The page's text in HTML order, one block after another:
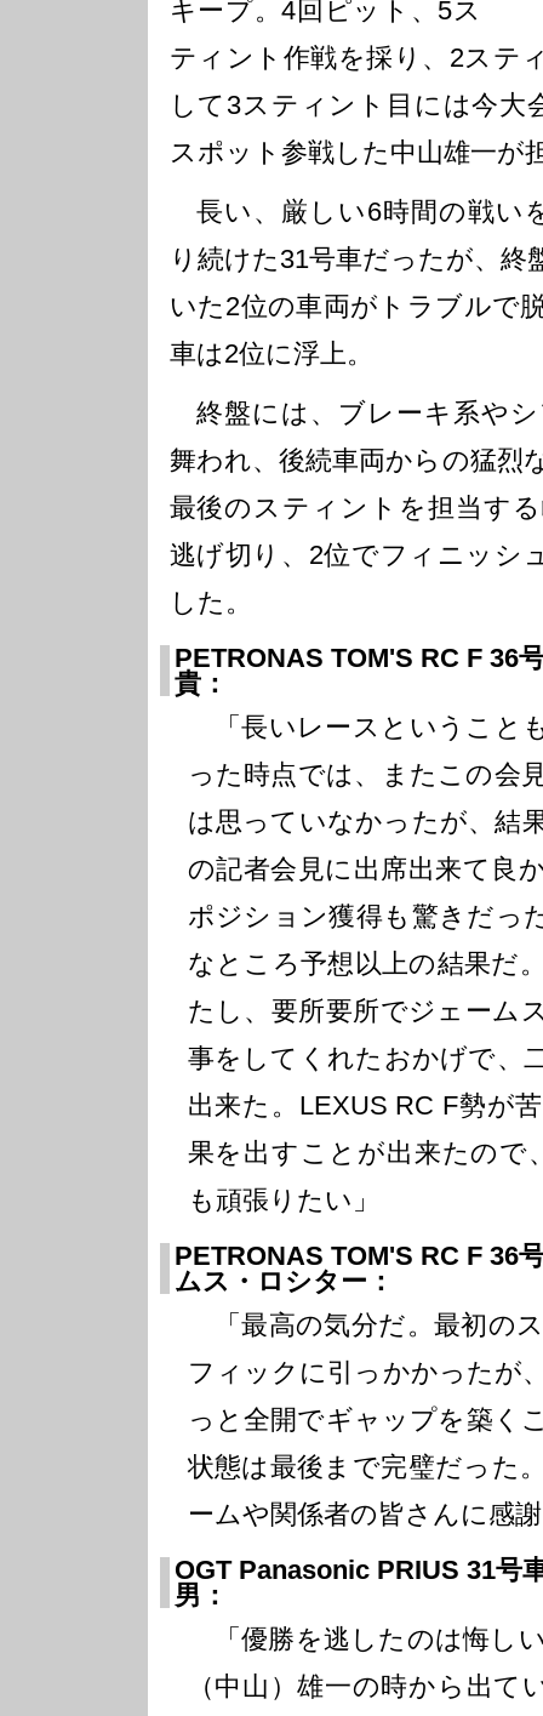
キープ。4回ピット、5ス
ティント作戦を採り、2ステ
して3スティント目には今大
スポット参戦した中山雄一が
長い、厳しい6時間の戦い
り続けた31号車だったが、終
いた2位の車両がトラブルで
車は2位に浮上。
終盤には、ブレーキ系や
舞われ、後続車両からの猛烈
最後のスティントを担当す
逃げ切り、2位でフィニッシ
した。
PETRONAS TOM'S RC F
貴：
「長いレースということ
った時点では、またこの会
は思っていなかったが、結
の記者会見に出席出来て良
ポジション獲得も驚きだっ
なところ予想以上の結果だ
たし、要所要所でジェーム
事をしてくれたおかげで、
出来た。LEXUS RC F勢が
果を出すことが出来たので
も頑張りたい」
PETRONAS TOM'S RC F
ムス・ロシター：
「最高の気分だ。最初の
フィックに引っかかったが
っと全開でギャップを築く
状態は最後まで完璧だった
ームや関係者の皆さんに感
OGT Panasonic PRIUS 31
男：
「優勝を逃したのは悔し
（中山）雄一の時から出て